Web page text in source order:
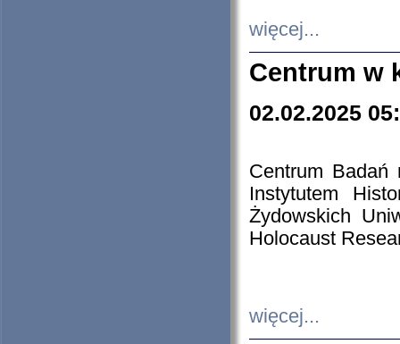
więcej...
Centrum w
02.02.2025
Centrum Badań
Instytutem
Żydowskich
Holocaust
więcej...